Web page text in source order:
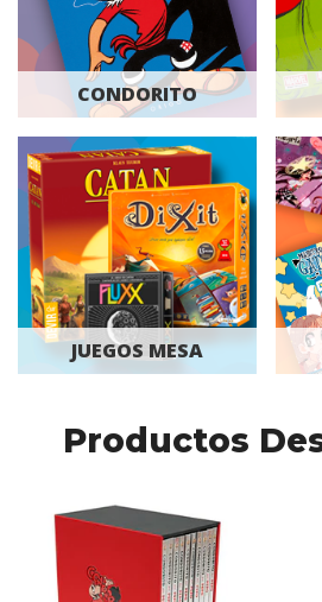
CONDORITO
JUEGOS MESA
Productos